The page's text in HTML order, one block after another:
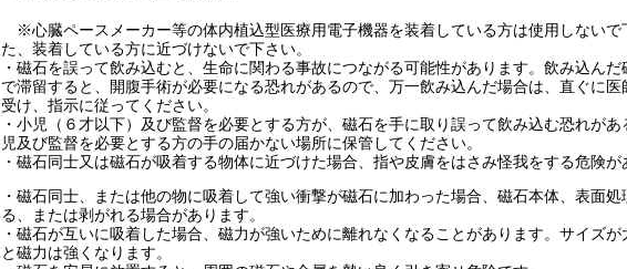
※心臓ペースメーカー等の体内植込型医療用電子機器を装着している方は使用しないで
た、装着している方に近づけないで下さい。
・磁石を誤って飲み込むと、生命に関わる事故につながる可能性があります。飲み込んだ
で滞留すると、開腹手術が必要になる恐れがあるので、万一飲み込んだ場合は、直ぐに医
受け、指示に従ってください。
・小児（６才以下）及び監督を必要とする方が、磁石を手に取り誤って飲み込む恐れがあ
児及び監督を必要とする方の手の届かない場所に保管してください。
・磁石同士又は磁石が吸着する物体に近づけた場合、指や皮膚をはさみ怪我をする危険が
・磁石同士、または他の物に吸着して強い衝撃が磁石に加わった場合、磁石本体、表面処
る、または剥がれる場合があります。
・磁石が互いに吸着した場合、磁力が強いために離れなくなることがあります。サイズが
と磁力は強くなります。